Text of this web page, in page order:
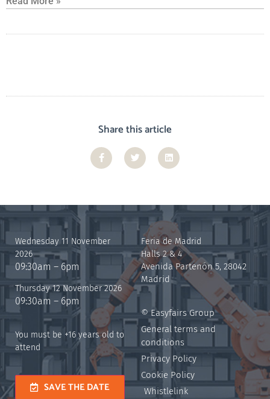
Share this article
Wednesday 11 November
2026
09:30am – 6pm
Thursday 12 November 2026
09:30am – 6pm
You must be +16 years old to
attend
SAVE THE DATE
Feria de Madrid
Halls 2 & 4
Avenida Partenón 5, 28042
Madrid
© Easyfairs Group
General terms and
conditions
Privacy Policy
Cookie Policy
Whistlelink